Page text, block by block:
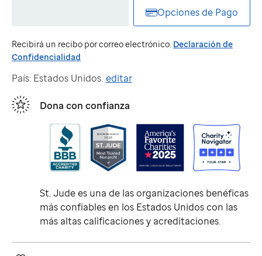
Opciones de Pago
Recibirá un recibo por correo electrónico. Declaración de
Confidencialidad
País: Estados Unidos. editar
Dona con confianza
St. Judees una de las organizaciones benéficas
más confiables en los Estados Unidos con las
más altas calificaciones y acreditaciones.